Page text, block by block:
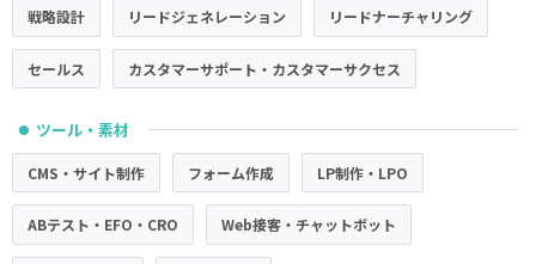
戦略設計 リードジェネレーション リードナーチャリング
セールス カスタマーサポート・カスタマーサクセス
● ツール・素材
CMS・サイト制作 フォーム作成 LP制作・LPO
ABテスト・EFO・CRO Web接客・チャットボット